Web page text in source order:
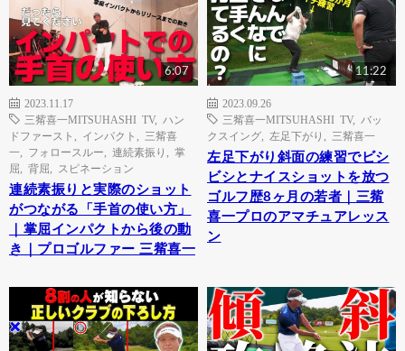
6:07
2023.11.17
三觜喜一MITSUHASHI TV, ハン
ドファースト
インパクト
三觜喜
一
フォロースルー 連続素振り
掌
屈
背屈 スピネーション
連続素振りと実際のショット
がつながる「手首の使い方」
｜掌屈インパクトから後の動
き｜プロゴルファー 三觜喜一
11:22
2023.09.26
三觜喜一MITSUHASHI TV, バッ
クスイング
左足下がり 三觜喜一
左足下がり斜面の練習でビシ
ビシとナイスショットを放つ
ゴルフ歴8ヶ月の若者｜三觜
喜一プロのアマチュアレッス
ン